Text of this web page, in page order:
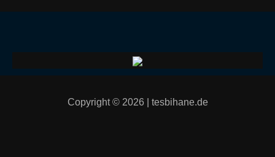
Copyright © 2026 | tesbihane.de